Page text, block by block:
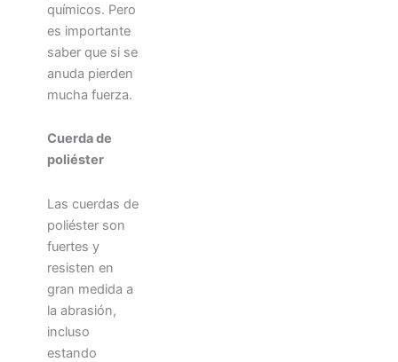
químicos. Pero
es importante
saber que si se
anuda pierden
mucha fuerza.
Cuerda de
poliéster
Las cuerdas de
poliéster son
fuertes y
resisten en
gran medida a
la abrasión,
incluso
estando